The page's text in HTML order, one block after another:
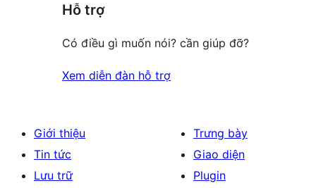
Hỗ trợ
Có điều gì muốn nói? cần giúp đỡ?
Xem diễn đàn hỗ trợ
Giới thiệu
Tin tức
Lưu trữ
Trưng bày
Giao diện
Plugin